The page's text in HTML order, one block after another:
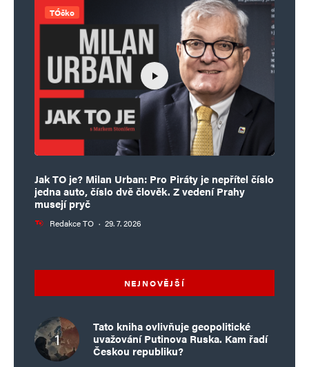
TÓčko
Jak TO je? Milan Urban: Pro Piráty je nepřítel číslo
jedna auto, číslo dvě člověk. Z vedení Prahy
musejí pryč
Redakce TO · 29. 7. 2026
NEJNOVĚJŠÍ
Tato kniha ovlivňuje geopolitické
uvažování Putinova Ruska. Kam řadí
Českou republiku?